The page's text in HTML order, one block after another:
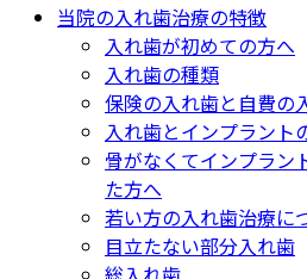
当院の入れ歯治療の特徴
入れ歯が初めての方へ
入れ歯の種類
保険の入れ歯と自費の
入れ歯とインプラント
骨がなくてインプラン
た方へ
若い方の入れ歯治療に
目立たない部分入れ歯